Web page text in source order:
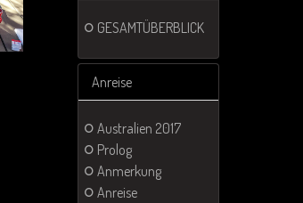
GESAMTÜBERBLICK
Anreise
Australien 2017
Prolog
Anmerkung
Anreise